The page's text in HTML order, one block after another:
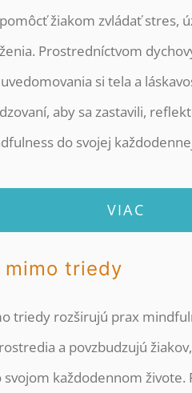
žiakom zvládať stres,
Prostredníctvom
si tela a
aby sa zastavili,
do svojej
VIAC
triedy
triedy rozširujú prax
a povzbudzujú
svojom každodennom